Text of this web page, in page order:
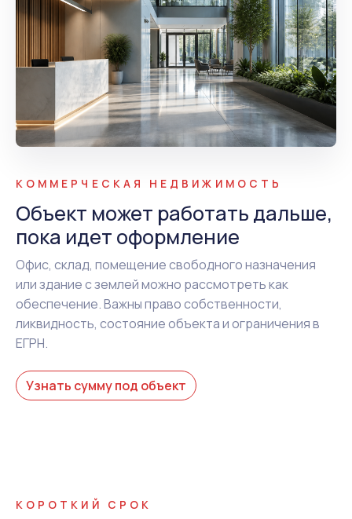
КОММЕРЧЕСКАЯ НЕДВИЖИМОСТЬ
Объект может работать дальше,
пока идет оформление
Офис, склад, помещение свободного назначения
или здание с землей можно рассмотреть как
обеспечение. Важны право собственности,
ликвидность, состояние объекта и ограничения в
ЕГРН.
Узнать сумму под объект
КОРОТКИЙ СРОК